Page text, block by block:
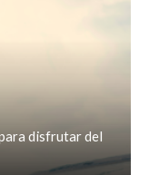
disfrutar del